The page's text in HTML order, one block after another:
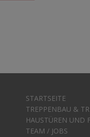
STARTSEITE
TREPPENBAU &
HAUSTÜREN UND
TEAM / JOBS